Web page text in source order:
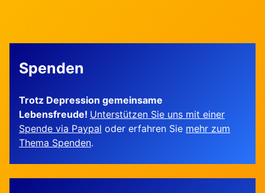
Spenden
Trotz Depression gemeinsame
Lebensfreude! Unterstützen Sie uns mit einer
Spende via Paypal oder erfahren Sie mehr zum
Thema Spenden.